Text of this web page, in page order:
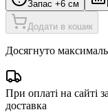
Запас +6 см
Додати в кошик
Досягнуто
При оплаті на сайті
доставка